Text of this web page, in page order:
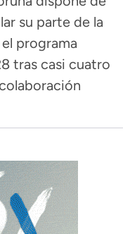
su parte de la
programa
tras casi cuatro